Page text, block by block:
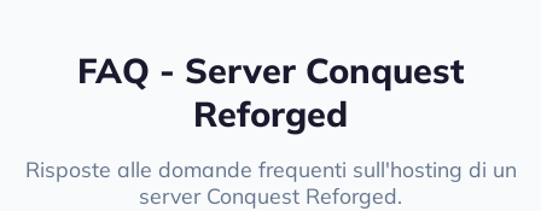
FAQ - Server Conquest
Reforged
Risposte alle domande frequenti sull'hosting di un
server Conquest Reforged.